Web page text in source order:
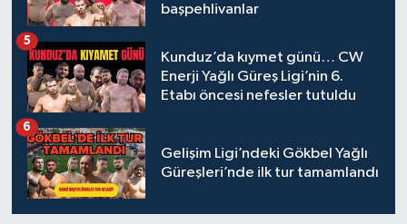
başpehlivanlar
Kunduz’da kıymet günü… CW
Enerji Yağlı Güreş Ligi’nin 6.
Etabı öncesi nefesler tutuldu
5
Gelişim Ligi’ndeki Gökbel Yağlı
Güreşleri’nde ilk tur tamamlandı
6